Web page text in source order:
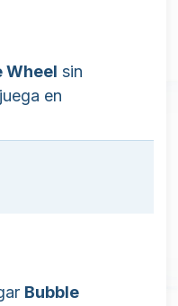
Wheel sin
en
Bubble